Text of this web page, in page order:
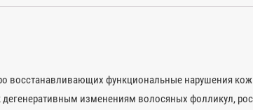
восстанавливающих функциональные нарушения
изменениям волосяных фолликул,